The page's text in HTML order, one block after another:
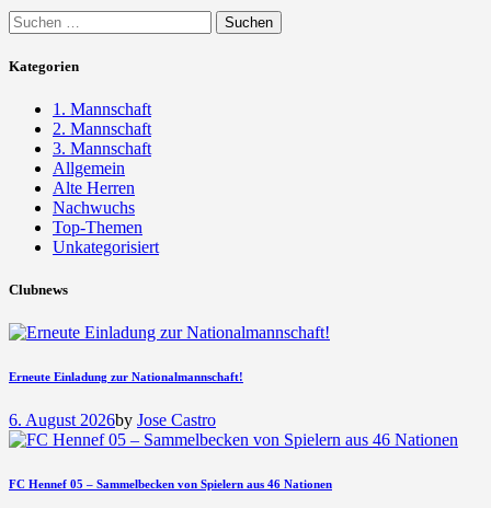
Suchen
nach:
Kategorien
1. Mannschaft
2. Mannschaft
3. Mannschaft
Allgemein
Alte Herren
Nachwuchs
Top-Themen
Unkategorisiert
Clubnews
Erneute Einladung zur Nationalmannschaft!
6. August 2026by Jose Castro
FC Hennef 05 – Sammelbecken von Spielern aus 46 Nationen